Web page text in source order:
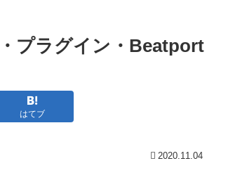
プラグイン・Beatport
はてブ
2020.11.04